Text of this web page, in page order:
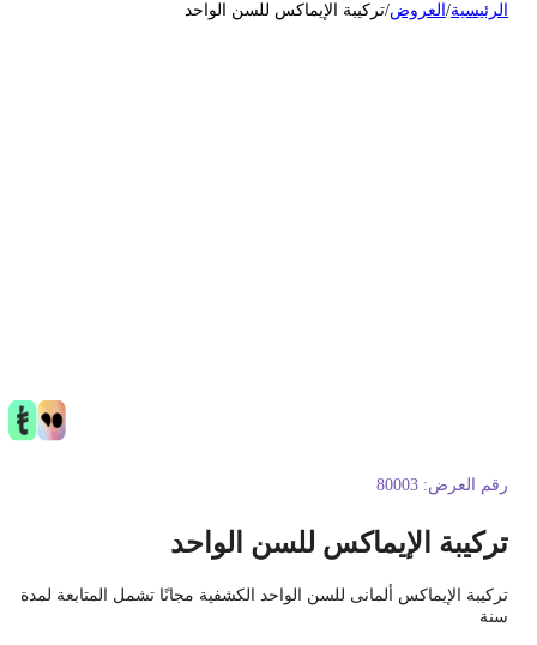
/العروض تركيبة الإيماكس للسن الواحد
العرض: 80003
الإيماكس للسن الواحد
الإيماكس ألمانى للسن الواحد الكشفية مجانًا تشمل المتابعة لمدة